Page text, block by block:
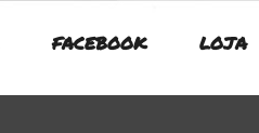
FACEBOOK LOJA